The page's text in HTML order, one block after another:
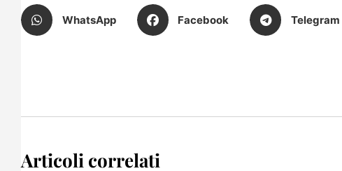
WhatsApp Facebook Telegram
Articoli correlati